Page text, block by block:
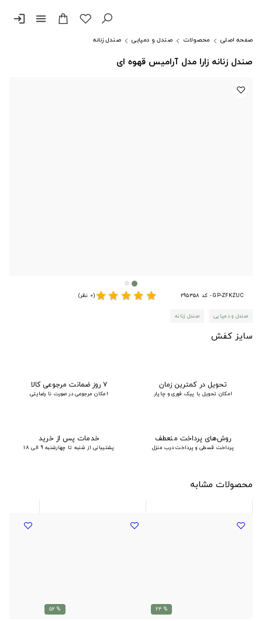
menu
login
صفحه اصلی محصولات صندل و دمپایی صندل زنانه
صندل زنانه زارا مدل آرامیس قهوه ای
GP-ZFKZUC - کد 295358 star
star
star
star
star(0 نظر)
صندل و دمپایی صندل زنانه
سایز کفش
تحویل در کمترین زمان
امکان تحویل با پیک فوری و چاپار
۷ روز ضمانت مرجوعی کالا
امکان مرجوعی در صورت نا رضایتی
روش‌های پرداخت منعطف
پرداخت قسطی و پرداخت درب منزل
خدمات پس از خرید
پشتیبانی از شنبه تا چهارشنبه 9 الی 18
محصولات مشابه
% 24
% 52